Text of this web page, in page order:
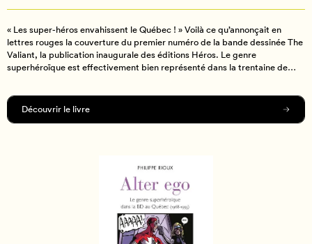
« Les super-héros envahissent le Québec ! » Voilà ce qu’annonçait en
lettres rouges la couverture du premier numéro de la bande dessinée The
Valiant, la publication inaugurale des éditions Héros. Le genre
superhéroïque est effectivement bien représenté dans la trentaine de
généralistes. Il trône aussi dans les salons dédiés à la bande dessinée et à
la culture populaire nord-américaine, comme les Comiccon, qui attirent
géographique et culturelle. Comment, depuis les années 1960, les
différentes entreprises de traduction et d’édition d’ici ont-elles rendu
possible cette adoption du superhéros ? Question à laquelle l’auteur
s’attaque – sans peur et sans reproche – dans cet ouvrage richement
illustré faisant une passionnante jonction entre cultures populaire et
savante et qui fera découvrir au public québécois un pan méconnu de son
Découvrir le livre
Découvrir le livre
Découvrir le livre
Découvrir le livre